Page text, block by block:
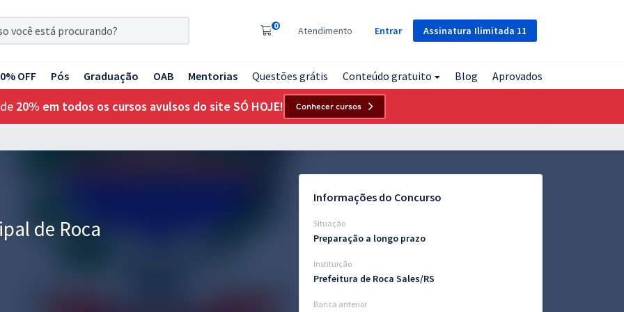
Assinatura Ilimitada 11
0 Atendimento Entrar
OFF Pós Graduação OAB Mentorias Questões grátis Conteúdo gratuito Blog Aprovados
20% em todos os cursos avulsos do site SÓ HOJE! Conhecer cursos
de Roca
Informações do Concurso
Situação
Preparação a longo prazo
Instituição
Prefeitura de Roca Sales/RS
Banca anterior